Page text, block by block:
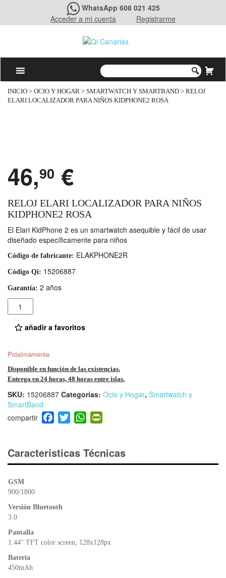
WhatsApp 608 021 425
Acceder a mi cuenta
Registrarme
INICIO > OCIO Y HOGAR > SMARTWATCH Y SMARTBAND > RELOJ
ELARI LOCALIZADOR PARA NIÑOS KIDPHONE2 ROSA
46,90 €
RELOJ ELARI LOCALIZADOR PARA NIÑOS
KIDPHONE2 ROSA
El Elari KidPhone 2 es un smartwatch asequible y fácil de usar
diseñado específicamente para niños
Código de fabricante: ELAKPHONE2R
Código Qi: 15206887
Garantía: 2 años
Cantidad
añadir a favoritos
Próximamente
Disponible en función de las existencias.
Entrega en 24 horas, 48 horas entre islas.
SKU: 15206887 Categorías: Ocio y Hogar, Smartwatch y
SmartBand
F
a
e
b
k
T
wi
er
W
h
s
A
ri
e
Características Técnicas
GSM
900/1800
Versión Bluetooth
3.0
Pantalla
1.44″ TFT color screen, 128x128px
Batería
450mAh